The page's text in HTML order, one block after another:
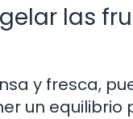
las
y fresca,
un equilibrio